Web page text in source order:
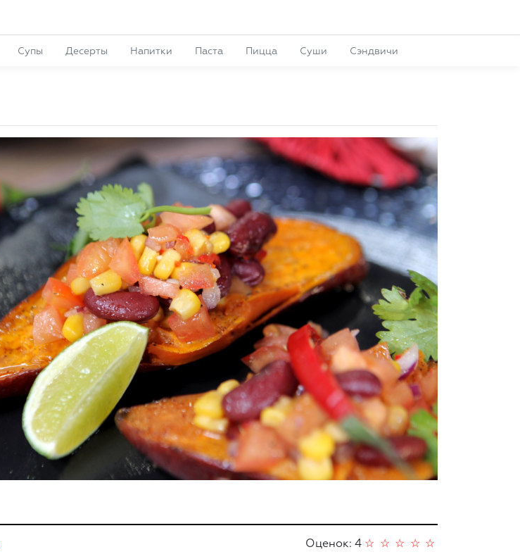
Супы Десерты Напитки Паста Пицца Суши Сэндвичи
Оценок: 4 ☆
☆
☆
☆
☆